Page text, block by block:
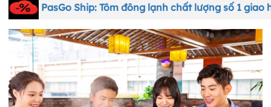
PasGo Ship: Tôm đông lạnh chất lượng số 1 giao